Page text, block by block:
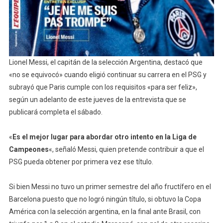
Lionel Messi, el capitán de la selección Argentina, destacó que
«no se equivocó» cuando eligió continuar su carrera en el PSG y
subrayó que Paris cumple con los requisitos «para ser feliz»,
según un adelanto de este jueves de la entrevista que se
publicará completa el sábado.
« Es el mejor lugar para abordar otro intento en la Liga de
Campeones«, señaló Messi, quien pretende contribuir a que el
PSG pueda obtener por primera vez ese título.
Si bien Messi no tuvo un primer semestre del año fructífero en el
Barcelona puesto que no logró ningún título, si obtuvo la Copa
América con la selección argentina, en la final ante Brasil, con